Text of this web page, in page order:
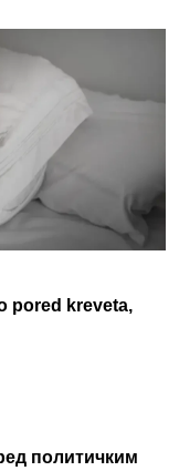
pored kreveta,
политичким